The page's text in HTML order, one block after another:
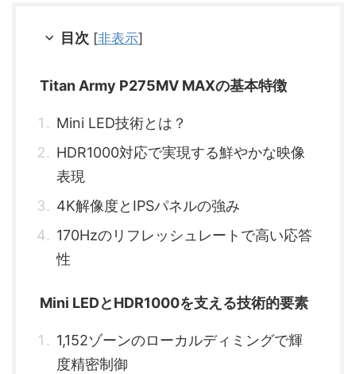
目次 [非表示]
Titan Army P275MV MAXの基本特徴
Mini LED技術とは？
HDR1000対応で実現する鮮やかな映像
表現
4K解像度とIPSパネルの強み
170Hzのリフレッシュレートで高い応答
性
Mini LEDとHDR1000を支える技術的要素
1,152ゾーンのローカルディミングで輝
度精密制御